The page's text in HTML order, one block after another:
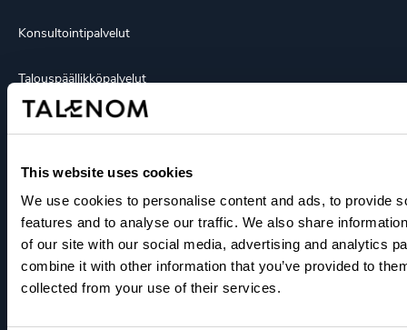
This website uses cookies
We use cookies to personalise content and ads, to provide
features and to analyse our traffic. We also share
of our site with our social media, advertising and analytics
combine it with other information that you’ve provided to
collected from your use of their services.
Konsultointipalvelut
Talouspäällikköpalvelut
Myyntilaskutuspalvelut
Ohjelmistot
Yritystili
Tutustu